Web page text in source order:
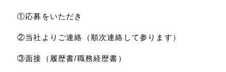
①応募をいただき
②当社よりご連絡（順次連絡して参ります）
③面接（履歴書/職務経歴書）